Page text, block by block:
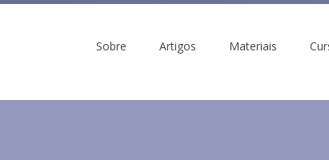
Sobre Artigos Materiais